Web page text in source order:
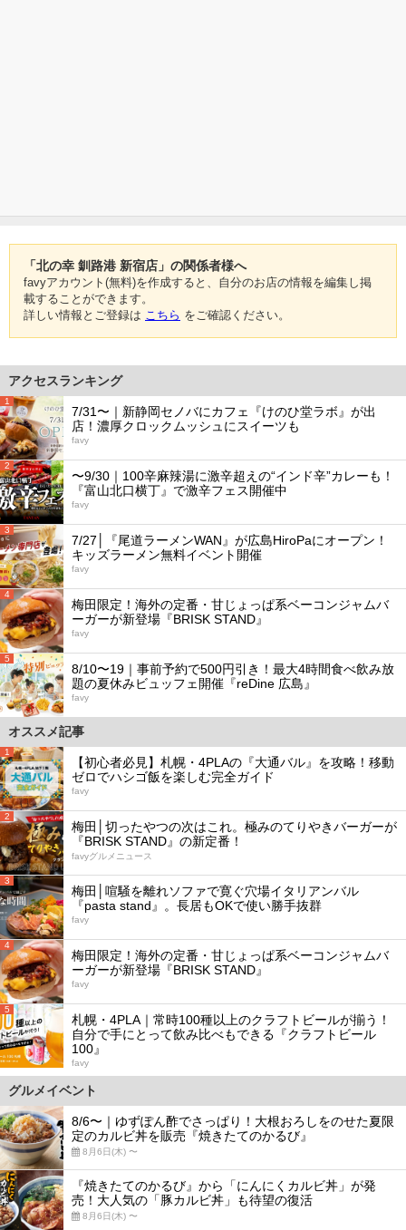
「北の幸 釧路港 新宿店」の関係者様へ
favyアカウント(無料)を作成すると、自分のお店の情報を編集し掲
載することができます。
詳しい情報とご登録は こちら をご確認ください。
アクセスランキング
1
7/31〜｜新静岡セノバにカフェ『けのひ堂ラボ』が出
店！濃厚クロックムッシュにスイーツも
favy
2
〜9/30｜100辛麻辣湯に激辛超えの“インド辛”カレーも！
『富山北口横丁』で激辛フェス開催中
favy
3
7/27│『尾道ラーメンWAN』が広島HiroPaにオープン！
キッズラーメン無料イベント開催
favy
4
梅田限定！海外の定番・甘じょっぱ系ベーコンジャムバ
ーガーが新登場『BRISK STAND』
favy
5
8/10〜19｜事前予約で500円引き！最大4時間食べ飲み放
題の夏休みビュッフェ開催『reDine 広島』
favy
オススメ記事
1
【初心者必見】札幌・4PLAの『大通バル』を攻略！移動
ゼロでハシゴ飯を楽しむ完全ガイド
favy
2
梅田│切ったやつの次はこれ。極みのてりやきバーガーが
『BRISK STAND』の新定番！
favyグルメニュース
3
梅田│喧騒を離れソファで寛ぐ穴場イタリアンバル
『pasta stand』。長居もOKで使い勝手抜群
favy
4
梅田限定！海外の定番・甘じょっぱ系ベーコンジャムバ
ーガーが新登場『BRISK STAND』
favy
5
札幌・4PLA｜常時100種以上のクラフトビールが揃う！
自分で手にとって飲み比べもできる『クラフトビール
100』
favy
グルメイベント
8/6〜｜ゆずぽん酢でさっぱり！大根おろしをのせた夏限
定のカルビ丼を販売『焼きたてのかるび』
8月6日(木) 〜
『焼きたてのかるび』から「にんにくカルビ丼」が発
売！大人気の「豚カルビ丼」も待望の復活
8月6日(木) 〜